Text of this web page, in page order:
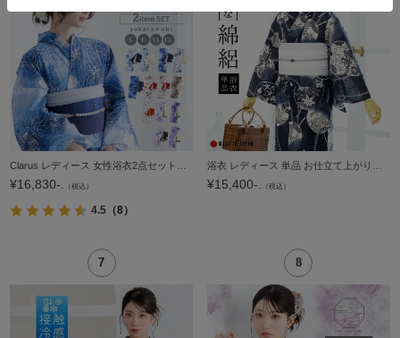
¥16,830-. （税込）
4.5 （8）
¥15,400-. （税込）